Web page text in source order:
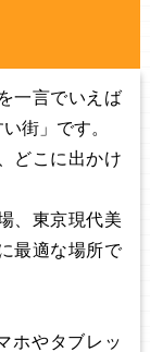
一言でいえば
街」です。
どこに出かけ
、東京現代美
最適な場所で
ホやタブレッ